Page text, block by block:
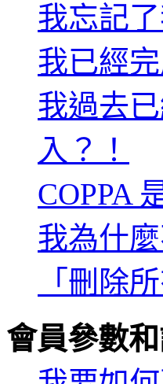
我忘記
我已經
我過去
入？！
COPPA
我為什
「刪除
會員參數